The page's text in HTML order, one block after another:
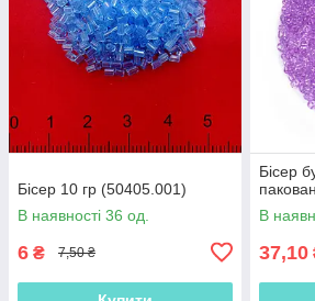
Бісер 10 гр (50405.001)
В наявності 36 од.
6 ₴ 7,50 ₴
Бісер
В
37,10